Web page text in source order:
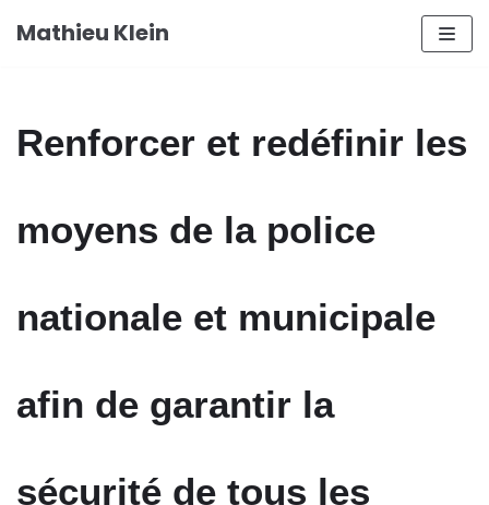
Aller
Mathieu Klein
Renforcer et redéfinir les
moyens de la police
nationale et municipale
afin de garantir la
sécurité de tous les